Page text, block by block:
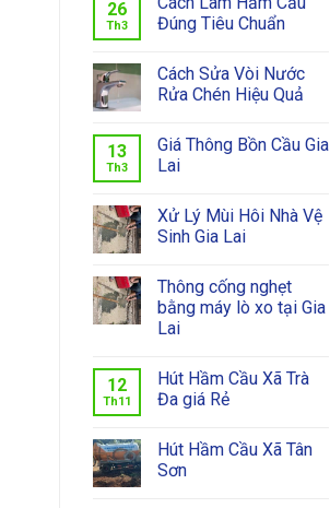
26
Th3
Đúng Tiêu Chuẩn
Cách Sửa Vòi Nước
Rửa Chén Hiệu Quả
13
Th3
Giá Thông Bồn Cầu Gia
Lai
Xử Lý Mùi Hôi Nhà Vệ
Sinh Gia Lai
Thông cống nghẹt
bằng máy lò xo tại Gia
Lai
12
Th11
Hút Hầm Cầu Xã Trà
Đa giá Rẻ
Hút Hầm Cầu Xã Tân
Sơn